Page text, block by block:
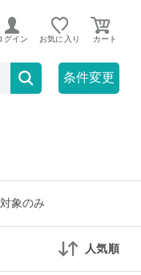
グイン お気に入り
条件変更
象のみ
人気順